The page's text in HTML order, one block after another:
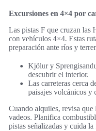
Excursiones en 4×4 por
Las pistas F que cruzan las
con vehículos 4×4. Estas
preparación ante ríos y
Kjölur y
descubrir el interior.
Las carreteras cerca
paisajes volcánicos y
Cuando alquiles, revisa
vadeos. Planifica
pistas señalizadas y cuida